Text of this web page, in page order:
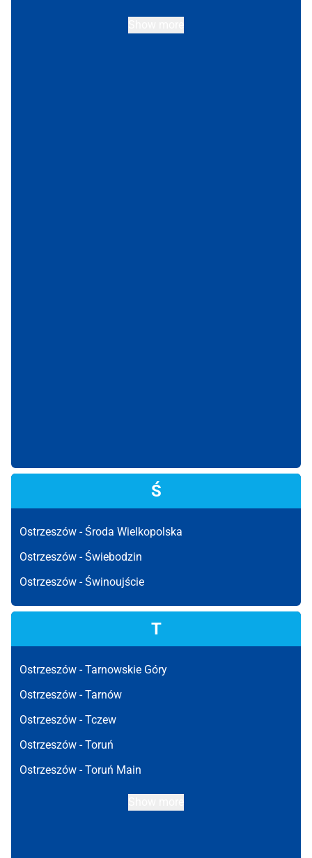
Ś
Ostrzeszów -Środa Wielkopolska
Ostrzeszów -Świebodzin
Ostrzeszów -Świnoujście
T
Ostrzeszów -Tarnowskie Góry
Ostrzeszów -Tarnów
Ostrzeszów -Tczew
Ostrzeszów -Toruń
Ostrzeszów -Toruń Main